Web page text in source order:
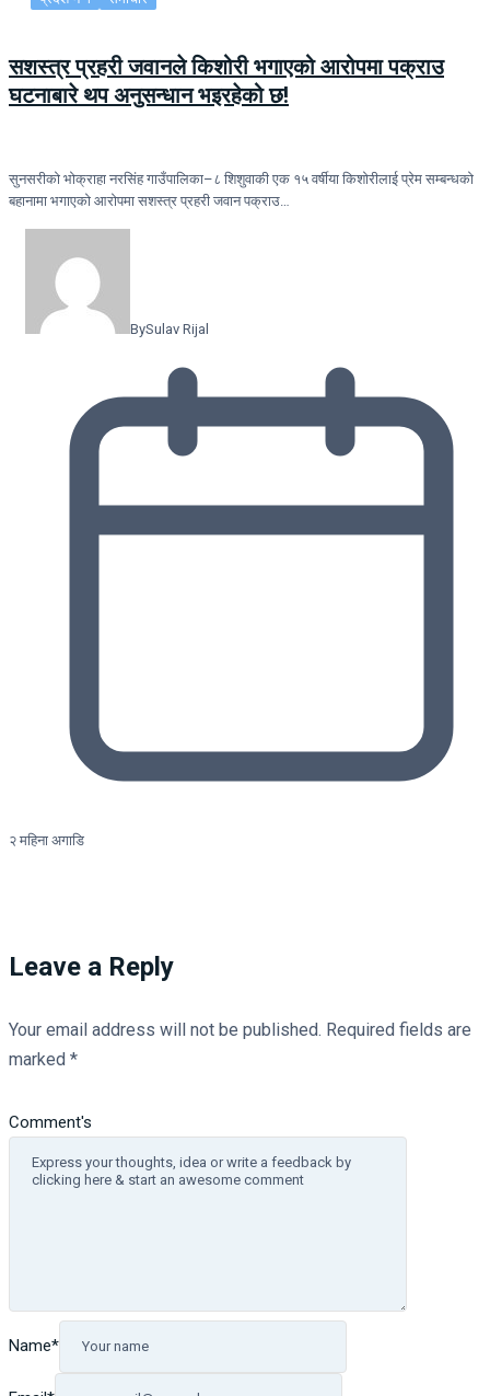
सशस्त्र प्रहरी जवानले किशोरी भगाएको आरोपमा पक्राउ
घटनाबारे थप अनुसन्धान भइरहेको छ!
सुनसरीको भोक्राहा नरसिंह गाउँपालिका–८ शिशुवाकी एक १५ वर्षीया किशोरीलाई प्रेम सम्बन्धको
बहानामा भगाएको आरोपमा सशस्त्र प्रहरी जवान पक्राउ…
BySulav Rijal
२ महिना अगाडि
Leave a Reply
Your email address will not be published. Required fields are
marked *
Comment's
Name*